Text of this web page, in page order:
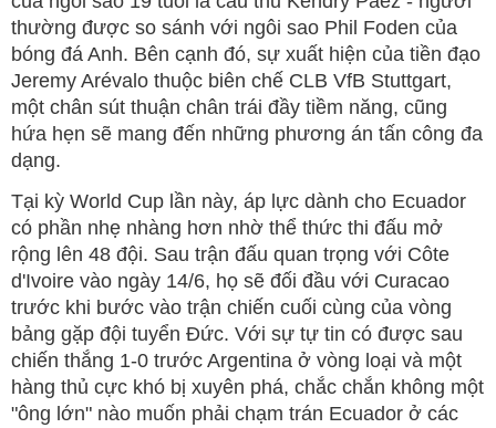
thường được so sánh với ngôi sao Phil Foden của
bóng đá Anh. Bên cạnh đó, sự xuất hiện của tiền đạo
Jeremy Arévalo thuộc biên chế CLB VfB Stuttgart,
một chân sút thuận chân trái đầy tiềm năng, cũng
hứa hẹn sẽ mang đến những phương án tấn công đa
dạng.
Tại kỳ World Cup lần này, áp lực dành cho Ecuador
có phần nhẹ nhàng hơn nhờ thể thức thi đấu mở
rộng lên 48 đội. Sau trận đấu quan trọng với Côte
d'Ivoire vào ngày 14/6, họ sẽ đối đầu với Curacao
trước khi bước vào trận chiến cuối cùng của vòng
bảng gặp đội tuyển Đức. Với sự tự tin có được sau
chiến thắng 1-0 trước Argentina ở vòng loại và một
hàng thủ cực khó bị xuyên phá, chắc chắn không một
"ông lớn" nào muốn phải chạm trán Ecuador ở các